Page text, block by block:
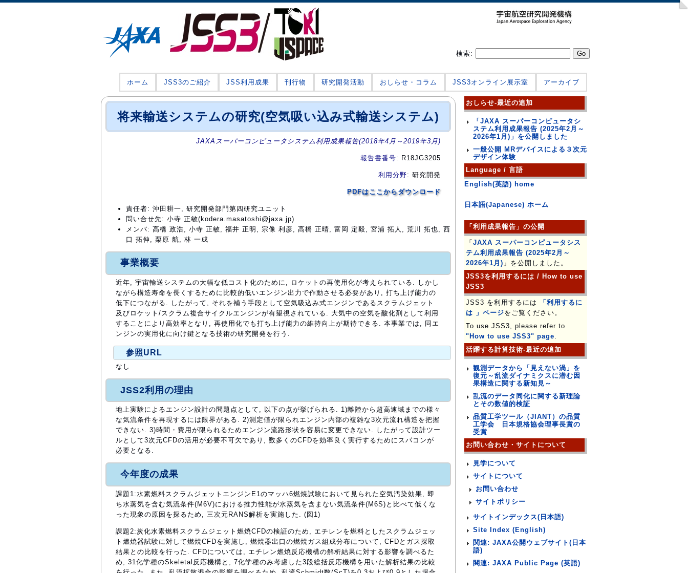
検索:
ホーム JSS3のご紹介 JSS利用成果 刊行物 研究開発活動 おしらせ・コラム JSS3オンライン展示室 アーカイブ
将来輸送システムの研究(空気吸い込み式輸送システム)
JAXAスーパーコンピュータシステム利用成果報告(2018年4月～2019年3月)
報告書番号: R18JG3205
利用分野: 研究開発
PDFはここからダウンロード
責任者: 沖田耕一, 研究開発部門第四研究ユニット
問い合せ先: 小寺 正敏(kodera.masatoshi@jaxa.jp)
メンバ: 高橋 政浩, 小寺 正敏, 福井 正明, 宗像 利彦, 高橋 正晴, 富岡 定毅, 宮浦 拓人, 荒川 拓也, 西
口 拓伸, 栗原 航, 林 一成
事業概要
近年, 宇宙輸送システムの大幅な低コスト化のために, ロケットの再使用化が考えられている. しかし
ながら構造寿命を長くするために比較的低いエンジン出力で作動させる必要があり, 打ち上げ能力の
低下につながる. したがって, それを補う手段として空気吸込み式エンジンであるスクラムジェット
及びロケット/スクラム複合サイクルエンジンが有望視されている. 大気中の空気を酸化剤として利用
することにより高効率となり, 再使用化でも打ち上げ能力の維持向上が期待できる. 本事業では, 同エ
ンジンの実用化に向け鍵となる技術の研究開発を行う.
参照URL
なし
JSS2利用の理由
地上実験によるエンジン設計の問題点として, 以下の点が挙げられる. 1)離陸から超高速域までの様々
な気流条件を再現するには限界がある. 2)測定値が限られエンジン内部の複雑な3次元流れ構造を把握
できない. 3)時間・費用が限られるためエンジン流路形状を容易に変更できない. したがって設計ツー
ルとして3次元CFDの活用が必要不可欠であり, 数多くのCFDを効率良く実行するためにスパコンが
必要となる.
今年度の成果
課題1:水素燃料スクラムジェットエンジンE1のマッハ6燃焼試験において見られた空気汚染効果, 即
ち水蒸気を含む気流条件(M6V)における推力性能が水蒸気を含まない気流条件(M6S)と比べて低くな
った現象の原因を探るため, 三次元RANS解析を実施した. (図1)
課題2:炭化水素燃料スクラムジェット燃焼CFDの検証のため, エチレンを燃料としたスクラムジェッ
ト燃焼器試験に対して燃焼CFDを実施し, 燃焼器出口の燃焼ガス組成分布について, CFDとガス採取
結果との比較を行った. CFDについては, エチレン燃焼反応機構の解析結果に対する影響を調べるた
め, 31化学種のSkeletal反応機構と, 7化学種のみ考慮した3段総括反応機構を用いた解析結果の比較
おしらせ-最近の追加
「JAXA スーパーコンピュータシ
ステム利用成果報告 (2025年2月～
2026年1月)」を公開しました
一般公開 MRデバイスによる３次元
デザイン体験
Language / 言語
English(英語) home
日本語(Japanese) ホーム
「利用成果報告」の公開
「 JAXA スーパーコンピュータシス
テム利用成果報告 (2025年2月～
2026年1月) 」を公開しました。
JSS3を利用するには / How to use
JSS3
JSS3 を利用するには
「利用するに
は 」ページをご覧ください。
To use JSS3, please refer to
"How to use JSS3" page.
活躍する計算技術-最近の追加
観測データから「見えない渦」を
復元～乱流ダイナミクスに潜む因
果構造に関する新知見～
乱流のデータ同化に関する新理論
とその数値的検証
品質工学ツール（JIANT）の品質
工学会 日本規格協会理事長賞の
受賞
お問い合わせ・サイトについて
見学について
サイトについて
お問い合わせ
サイトポリシー
サイトインデックス(日本語)
Site Index (English)
関連: JAXA公開ウェブサイト(日本
語)
関連: JAXA Public Page (英語)